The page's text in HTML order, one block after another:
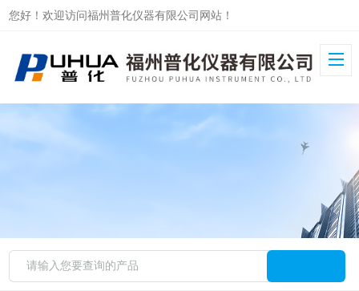
您好！欢迎访问福州普化仪器有限公司网站！